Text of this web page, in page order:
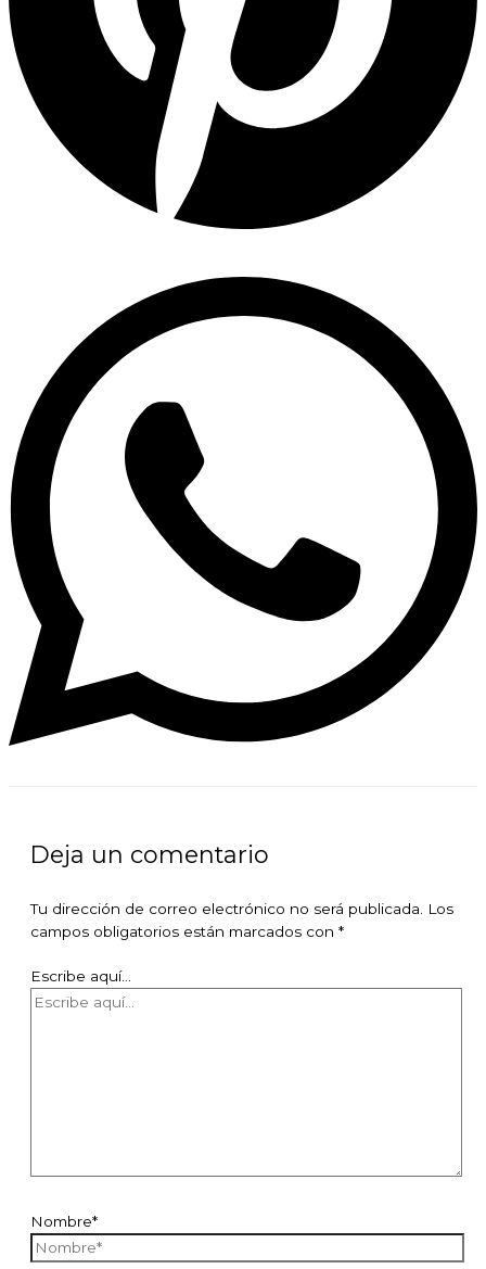
Deja un comentario
Tu dirección de correo electrónico no será publicada.
Los
campos obligatorios están marcados con *
Escribe aquí...
Nombre*